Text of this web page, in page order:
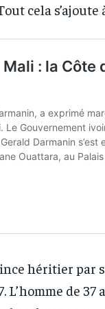
every
opt
every
opt
cela s’ajoute
héritier par
L’homme de 37